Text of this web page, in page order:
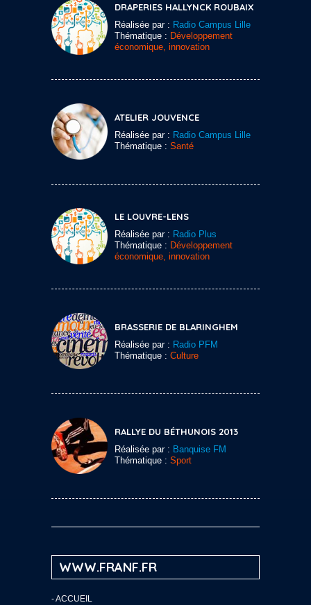
DRAPERIES HALLYNCK ROUBAIX
Réalisée par : Radio Campus Lille
Thématique : Développement
économique, innovation
ATELIER JOUVENCE
Réalisée par : Radio Campus Lille
Thématique : Santé
LE LOUVRE-LENS
Réalisée par : Radio Plus
Thématique : Développement
économique, innovation
BRASSERIE DE BLARINGHEM
Réalisée par : Radio PFM
Thématique : Culture
RALLYE DU BÉTHUNOIS 2013
Réalisée par : Banquise FM
Thématique : Sport
WWW.FRANF.FR
-ACCUEIL